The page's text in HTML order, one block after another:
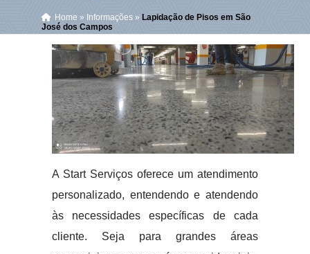
Home » Informações » Lapidação de Pisos em São
José dos Campos
A Start Serviços oferece um atendimento
personalizado, entendendo e atendendo
às necessidades específicas de cada
cliente. Seja para grandes áreas